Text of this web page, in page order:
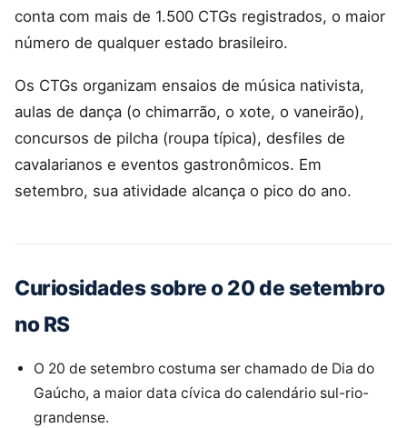
conta com mais de 1.500 CTGs registrados, o maior
número de qualquer estado brasileiro.
Os CTGs organizam ensaios de música nativista,
aulas de dança (o chimarrão, o xote, o vaneirão),
concursos de pilcha (roupa típica), desfiles de
cavalarianos e eventos gastronômicos. Em
setembro, sua atividade alcança o pico do ano.
Curiosidades sobre o 20 de setembro
no RS
O 20 de setembro costuma ser chamado de Dia do
Gaúcho, a maior data cívica do calendário sul-rio-
grandense.